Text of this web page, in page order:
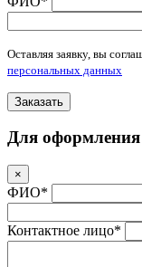
Оставляя заявку, вы
персональных данных
Заказать
Для оформления
×
ФИО*
Контактное лицо*